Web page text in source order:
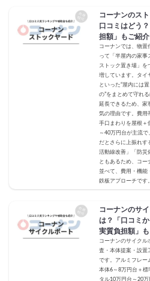
コーナンのス
口コミはどう
担額」もご紹介
コーナンでは、物置
って「半屋内の家事
ストック置き場」を
増しています。タイ
といった“屋内には
の”をまとめて守れ
延長できるため、家
気の理由です。費用
手口まわりを屋根＋
～40万円台が主流
だとさらに上振れす
活動線改善」「防災
ともあるため、コー
並べて、費用・機能
鉄板アプローチです。
コーナンのサ
は？「口コミ
実質負担額」
コーナンのサイクル
査・本体提案・設置
です。アルミフレー
本体6～8万円台＋標
タル10万円台～20